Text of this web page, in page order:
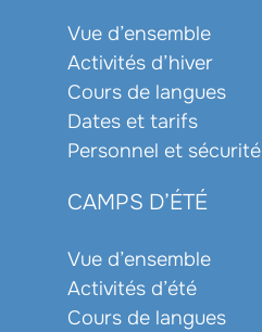
Vue d’ensemble
Activités d’hiver
Cours de langues
Dates et tarifs
Personnel et sécurité
CAMPS D’ÉTÉ
Vue d’ensemble
Activités d’été
Cours de langues